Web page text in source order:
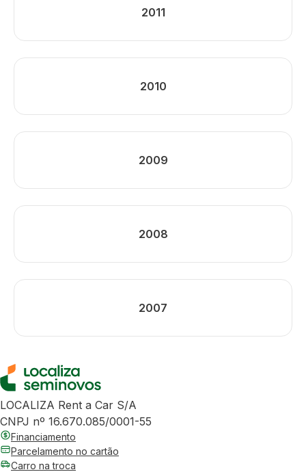
2011
2010
2009
2008
2007
LOCALIZA Rent a Car S/A
CNPJ nº 16.670.085/0001-55
Financiamento
Parcelamento no cartão
Carro na troca